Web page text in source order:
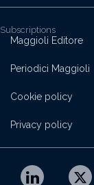
Subscriptions
Maggioli Editore
Periodici Maggioli
Cookie policy
Privacy policy